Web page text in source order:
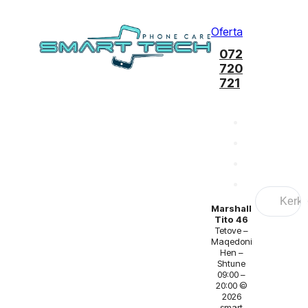
Oferta
072
720
721
Marshall
Tito 46
Tetove –
Maqedoni
Hen –
Shtune
09:00 –
20:00 ©
2026
Search
...